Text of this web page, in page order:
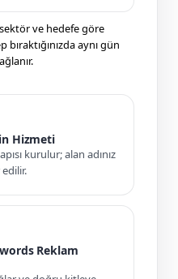
ve hedefe göre
aynı gün
Hizmeti
kurulur; alan adınız
Reklam